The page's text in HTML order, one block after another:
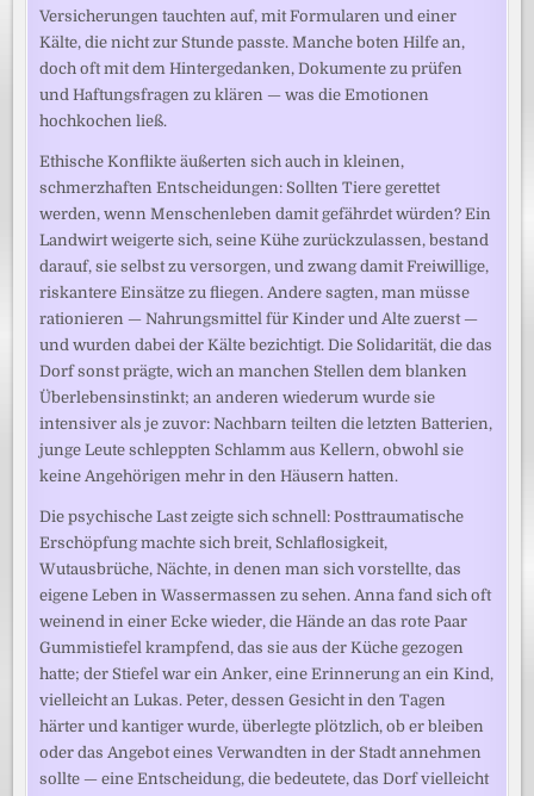
Versicherungen tauchten auf, mit Formularen und einer
Kälte, die nicht zur Stunde passte. Manche boten Hilfe an,
doch oft mit dem Hintergedanken, Dokumente zu prüfen
und Haftungsfragen zu klären — was die Emotionen
hochkochen ließ.
Ethische Konflikte äußerten sich auch in kleinen,
schmerzhaften Entscheidungen: Sollten Tiere gerettet
werden, wenn Menschenleben damit gefährdet würden? Ein
Landwirt weigerte sich, seine Kühe zurückzulassen, bestand
darauf, sie selbst zu versorgen, und zwang damit Freiwillige,
riskantere Einsätze zu fliegen. Andere sagten, man müsse
rationieren — Nahrungsmittel für Kinder und Alte zuerst —
und wurden dabei der Kälte bezichtigt. Die Solidarität, die das
Dorf sonst prägte, wich an manchen Stellen dem blanken
Überlebensinstinkt; an anderen wiederum wurde sie
intensiver als je zuvor: Nachbarn teilten die letzten Batterien,
junge Leute schleppten Schlamm aus Kellern, obwohl sie
keine Angehörigen mehr in den Häusern hatten.
Die psychische Last zeigte sich schnell: Posttraumatische
Erschöpfung machte sich breit, Schlaflosigkeit,
Wutausbrüche, Nächte, in denen man sich vorstellte, das
eigene Leben in Wassermassen zu sehen. Anna fand sich oft
weinend in einer Ecke wieder, die Hände an das rote Paar
Gummistiefel krampfend, das sie aus der Küche gezogen
hatte; der Stiefel war ein Anker, eine Erinnerung an ein Kind,
vielleicht an Lukas. Peter, dessen Gesicht in den Tagen
härter und kantiger wurde, überlegte plötzlich, ob er bleiben
oder das Angebot eines Verwandten in der Stadt annehmen
sollte — eine Entscheidung, die bedeutete, das Dorf vielleicht